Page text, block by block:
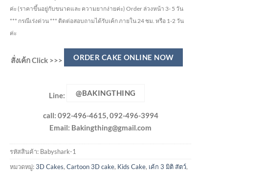
ค่ะ(ราคาขึ้นอยู่กับขนาดและ ความยากง่ายค่ะ)Order ล่วงหน้า 3- 5 วัน
*** กรณีเร่งด่วน *** ติดต่อสอบถามได้รับเค้ก ภายใน 24 ชม. หรือ 1-2 วัน
ค่ะ
สั่งเค้ก Click >>> ORDER CAKE ONLINE NOW
Line: @BAKINGTHING
call: 092-496-4615, 092-496-3994
Email: Bakingthing@gmail.com
รหัสสินค้า: Babyshark-1
หมวดหมู่:3D Cakes,Cartoon 3D cake, Kids Cake, เค้ก 3 มิติ สัตว์,